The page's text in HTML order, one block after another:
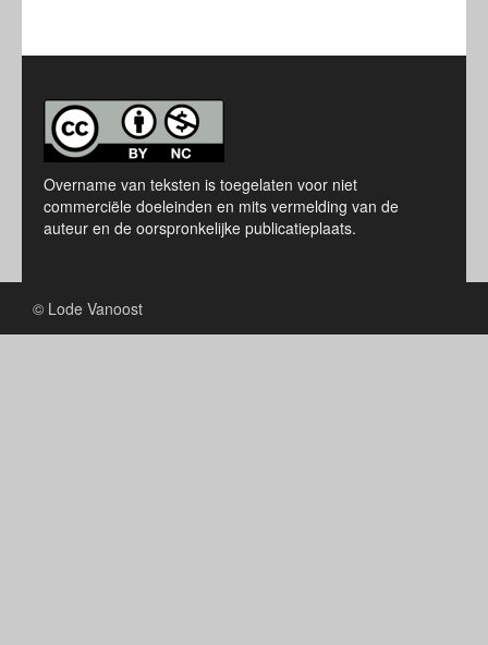
Overname van teksten is toegelaten voor niet
commerciële doeleinden en mits vermelding van de
auteur en de oorspronkelijke publicatieplaats.
© Lode Vanoost